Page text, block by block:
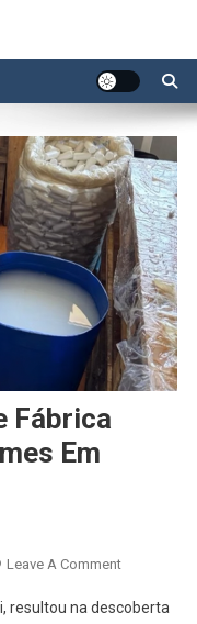
Fábrica
Em
Leave A CommentOn
Civil
resultou na descoberta